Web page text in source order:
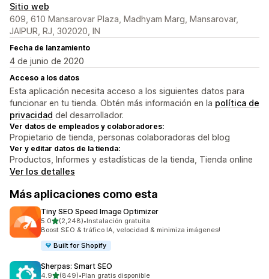
Sitio web
609, 610 Mansarovar Plaza, Madhyam Marg, Mansarovar,
JAIPUR, RJ, 302020, IN
Fecha de lanzamiento
4 de junio de 2020
Acceso a los datos
Esta aplicación necesita acceso a los siguientes datos para
funcionar en tu tienda. Obtén más información en la política de
privacidad del desarrollador.
Ver datos de empleados y colaboradores:
Propietario de tienda, personas colaboradoras del blog
Ver y editar datos de la tienda:
Productos, Informes y estadísticas de la tienda, Tienda online
Ver los detalles
Más aplicaciones como esta
Tiny SEO Speed Image Optimizer
5.0de 5 estrellas
(2,248)
2248 reseñas en total
•Instalación gratuita
Boost SEO & tráfico IA, velocidad & minimiza imágenes!
Built for Shopify
Sherpas: Smart SEO
4.9de 5 estrellas
(849)•Plan gratis disponible